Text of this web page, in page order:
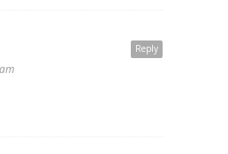
Reply